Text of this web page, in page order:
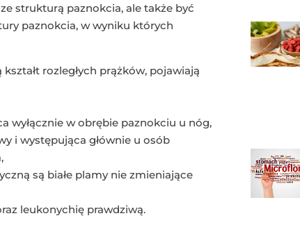
strukturą paznokcia, ale także być
paznokcia, w wyniku których
rozległych prążków, pojawiają
wyłącznie w obrębie paznokciu u nóg,
i występująca głównie u osób
są białe plamy nie zmieniające
leukonychię prawdziwą.